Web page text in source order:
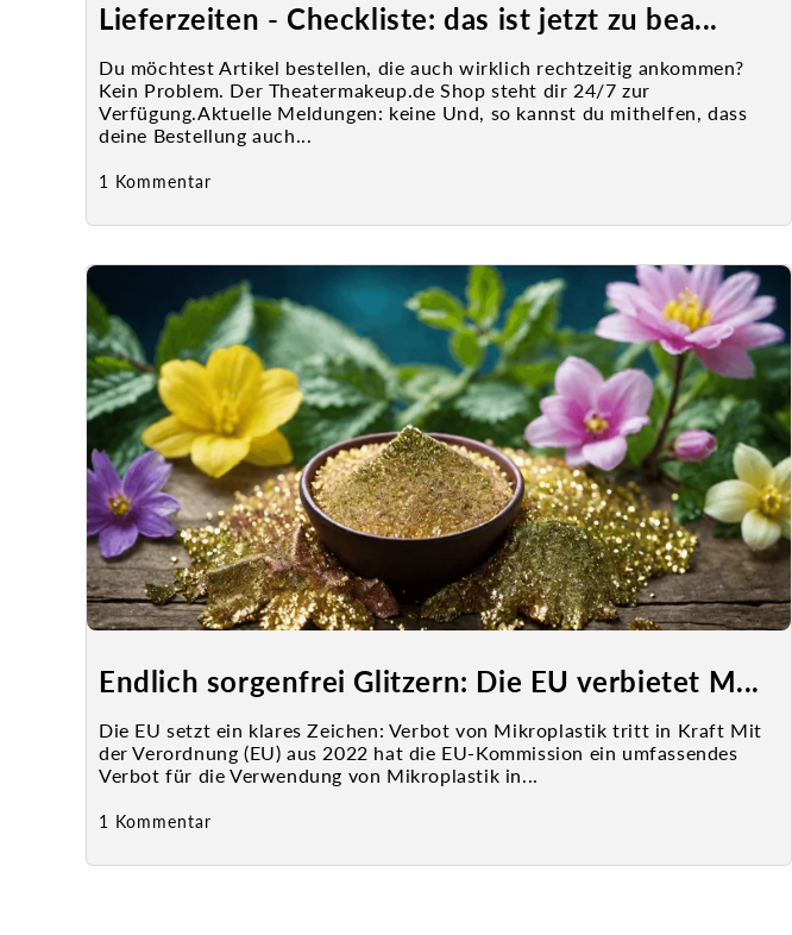
Lieferzeiten - Checkliste: das ist jetzt zu bea...
Du möchtest Artikel bestellen, die auch wirklich rechtzeitig ankommen?
Kein Problem. Der Theatermakeup.de Shop steht dir 24/7 zur
Verfügung.Aktuelle Meldungen: keine Und, so kannst du mithelfen, dass
deine Bestellung auch...
1 Kommentar
Endlich sorgenfrei Glitzern: Die EU verbietet M...
Die EU setzt ein klares Zeichen: Verbot von Mikroplastik tritt in Kraft Mit
der Verordnung (EU) aus 2022 hat die EU-Kommission ein umfassendes
Verbot für die Verwendung von Mikroplastik in...
1 Kommentar